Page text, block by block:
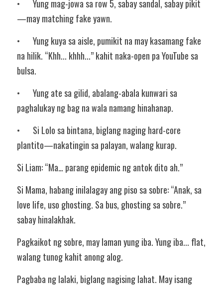
•	Yung mag-jowa sa row 5, sabay sandal, sabay pikit
—may matching fake yawn.
•	Yung kuya sa aisle, pumikit na may kasamang fake
na hilik. “Khh... khhh...” kahit naka-open pa YouTube sa
bulsa.
•	Yung ate sa gilid, abalang-abala kunwari sa
paghalukay ng bag na wala namang hinahanap.
•	Si Lolo sa bintana, biglang naging hard-core
plantito—nakatingin sa palayan, walang kurap.
Si Liam: “Ma… parang epidemic ng antok dito ah.”
Si Mama, habang inilalagay ang piso sa sobre: “Anak, sa
love life, uso ghosting. Sa bus, ghosting sa sobre.”
sabay hinalakhak.
Pagkaikot ng sobre, may laman yung iba. Yung iba... flat,
walang tunog kahit anong alog.
Pagbaba ng lalaki, biglang nagising lahat. May isang